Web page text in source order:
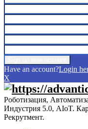
Have an account?Login
X
Роботизация,
Индустрия 5.0, AIoT.
Рекрутмент.